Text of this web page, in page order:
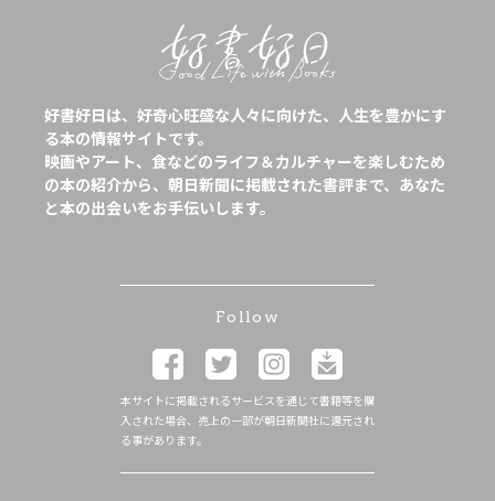
好書好日は、好奇心旺盛な人々に向けた、人生を豊かにす
る本の情報サイトです。
映画やアート、食などのライフ＆カルチャーを楽しむため
の本の紹介から、朝日新聞に掲載された書評まで、あなた
と本の出会いをお手伝いします。
Follow
本サイトに掲載されるサービスを通じて書籍等を購
入された場合、売上の一部が朝日新聞社に還元され
る事があります。